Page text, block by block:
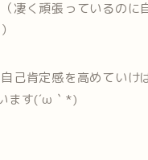
凄く頑張っているのに
己肯定感を高めていけ
ます(´ω｀*)